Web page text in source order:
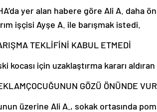
yer alan habere göre Ali A. daha
işçisi Ayşe A. ile barışmak istedi.
TEKLİFİNİ KABUL ETMEDİ
kocası için uzaklaştırma kararı
ÇOCUĞUNUN GÖZÜ ÖNÜNDE
üzerine Ali A., sokak ortasında